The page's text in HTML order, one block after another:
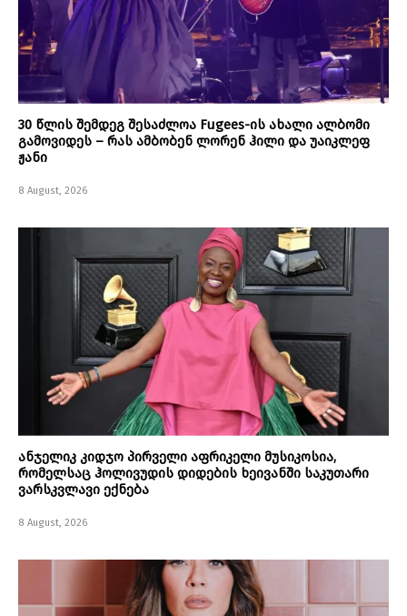
30 წლის შემდეგ შესაძლოა Fugees-ის ახალი ალბომი
გამოვიდეს – რას ამბობენ ლორენ ჰილი და უაიკლეფ
ჟანი
8 August, 2026
ანჯელიკ კიდჯო პირველი აფრიკელი მუსიკოსია,
რომელსაც ჰოლივუდის დიდების ხეივანში საკუთარი
ვარსკვლავი ექნება
8 August, 2026